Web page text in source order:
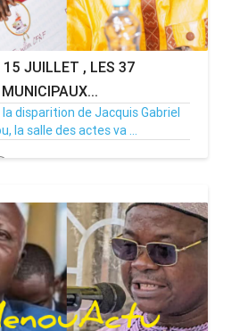
15 JUILLET , LES 37
disparition de Jacquis Gabriel
la salle des actes va ...
Par MenouActu 0